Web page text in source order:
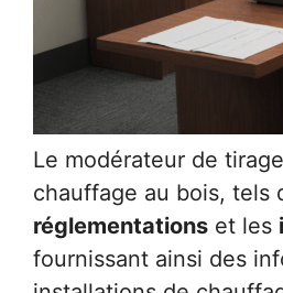
Le modérateur de
chauffage au bois, tels
réglementations et les
fournissant ainsi des